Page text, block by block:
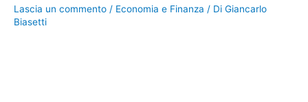
Lascia un commento / Economia e Finanza / Di Giancarlo
Biasetti